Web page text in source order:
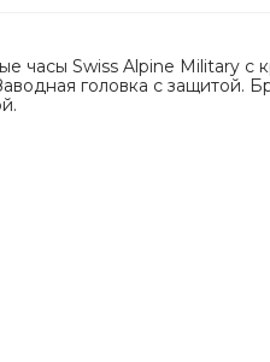
часы Swiss Alpine Military с
головка с защитой.